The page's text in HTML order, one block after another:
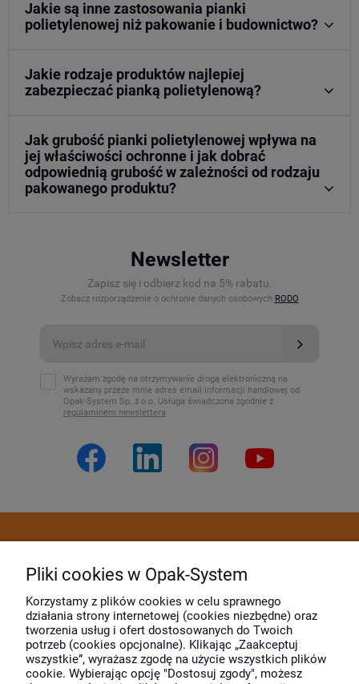
Jakie są inne zastosowania pianki
polietylenowej niż pakowanie i budownictwo?
Jakie rodzaje produktów najlepiej
zabezpieczać pianką polietylenową?
Jak grubość pianki polietylenowej wpływa na
jej właściwości ochronne i jak dobrać
odpowiednią grubość w zależności od rodzaju
pakowanego produktu?
Newsletter
Zapisz się i odbierz kod na 5% rabatu.
Zobacz rozporządzenie o ochronie danych osobowych RODO
Wyrażam zgodę na otrzymywanie drogą elektroniczną na
wskazany przeze mnie adres email informacji handlowej od
Opak-System Sp. z o.o. Usługa świadczona zgodnie z
regulaminem newslettera
Moje konto
O firmie
Pliki cookies w Opak-System
Korzystamy z plików cookies w celu sprawnego
działania strony internetowej (cookies niezbędne) oraz
tworzenia usług i ofert dostosowanych do Twoich
potrzeb (cookies opcjonalne). Klikając „Zaakceptuj
wszystkie”, wyrażasz zgodę na użycie wszystkich plików
cookie. Wybierając opcję "Dostosuj zgody", możesz